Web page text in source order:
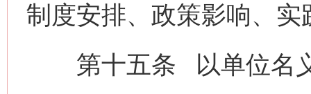
制度安排、政策影响、
第十五条 以单位名义